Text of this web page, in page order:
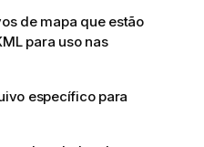
de mapa que estão
para uso nas
específico para